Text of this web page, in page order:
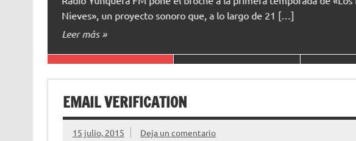
Málaga Music Talents”, un evento que reunirá a jóvenes […]
Leer más »
EMAIL VERIFICATION
15 julio, 2015 Deja un comentario